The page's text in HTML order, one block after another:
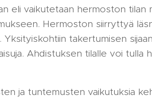
eli vaikutetaan hermoston tilan
Hermoston siirryttyä
Yksityiskohtiin takertumisen
Ahdistuksen tilalle voi tulla
ja tuntemusten vaikutuksia